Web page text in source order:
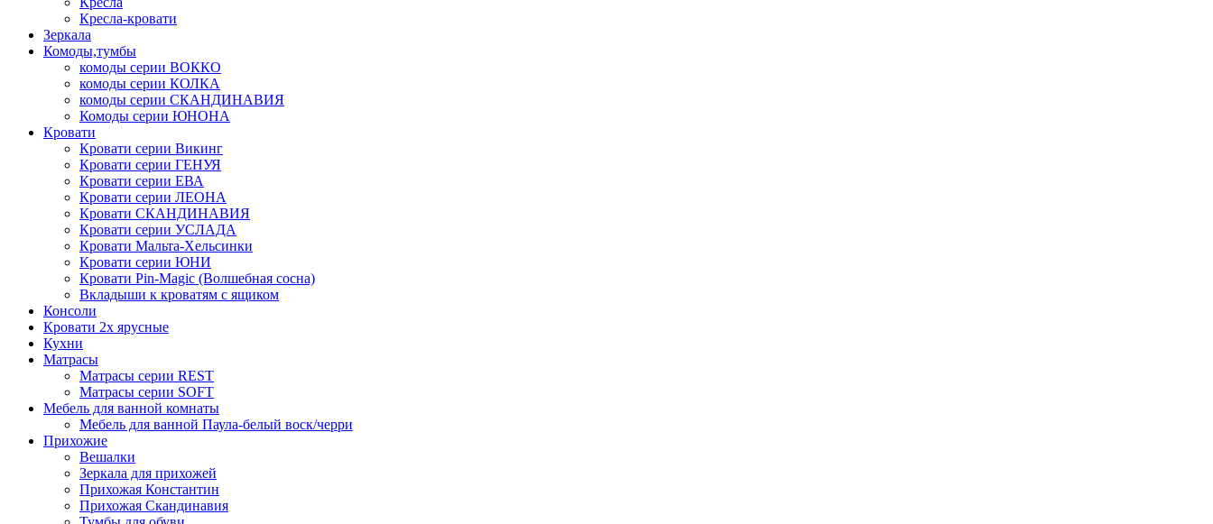
Кресла-кровати
Зеркала
Комоды,тумбы
комоды серии ВОККО
комоды серии КОЛКА
комоды серии СКАНДИНАВИЯ
Комоды серии ЮНОНА
Кровати
Кровати серии Викинг
Кровати серии ГЕНУЯ
Кровати серии ЕВА
Кровати серии ЛЕОНА
Кровати СКАНДИНАВИЯ
Кровати серии УСЛАДА
Кровати Мальта-Хельсинки
Кровати серии ЮНИ
Кровати Pin-Magic (Волшебная сосна)
Вкладыши к кроватям с ящиком
Консоли
Кровати 2х ярусные
Кухни
Матрасы
Матрасы серии REST
Матрасы серии SOFT
Мебель для ванной комнаты
Мебель для ванной Паула-белый воск/черри
Прихожие
Вешалки
Зеркала для прихожей
Прихожая Константин
Прихожая Скандинавия